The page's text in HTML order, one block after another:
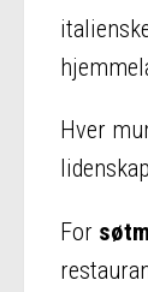
Hver
For